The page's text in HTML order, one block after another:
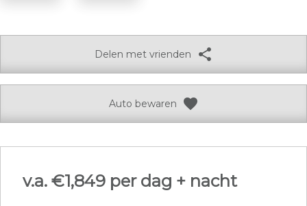
Delen met vrienden share
Auto bewaren favorite
v.a. €1,849 per dag + nacht